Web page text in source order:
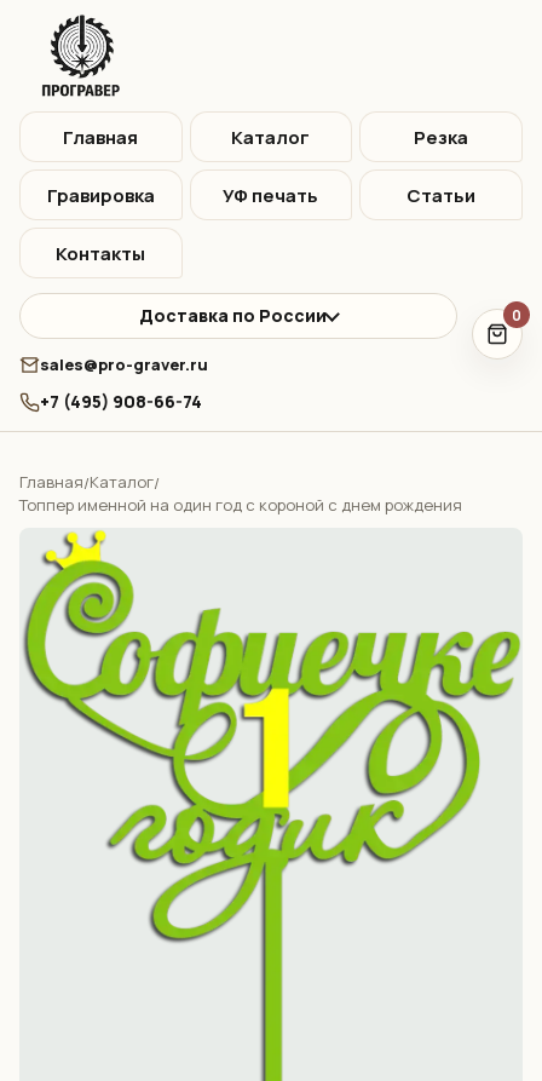
Главная Каталог Резка
Гравировка УФ печать Статьи
Контакты
Доставка по России
sales@pro-graver.ru
+7 (495) 908-66-74
0
Главная/Каталог/
Топпер именной на один год с короной с днем рождения